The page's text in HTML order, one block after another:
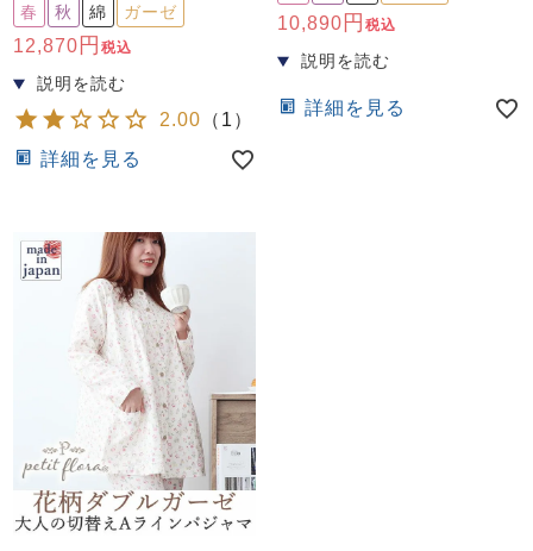
売れ筋ランキング
- New Arrival -
すべての季節のパジャマ一覧はこちら
ボーイズ前開
ボーイズかぶ
ガールズ上着
単品
ガールズ
ン単品
春 秋 綿 ガーゼ
12,870 税込
2.00 （ 1 ）
詳細を見る
10,890 税込
詳細を見る